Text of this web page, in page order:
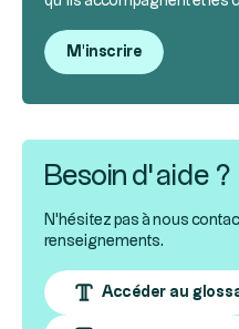
M'inscrire
Besoin d’aide ?
N'hésitez pas à nous
renseignements.
Accéder au